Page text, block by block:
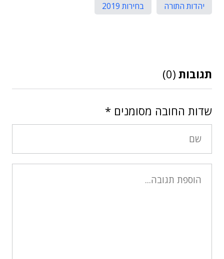
יהדות התורה
בחירות 2019
תגובות (0)
שדות החובה מסומנים *